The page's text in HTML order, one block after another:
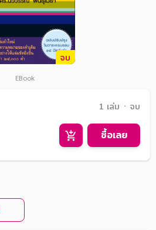
จบ
EBook
1 เล่ม ᛫ จบ
ซื้อเลย